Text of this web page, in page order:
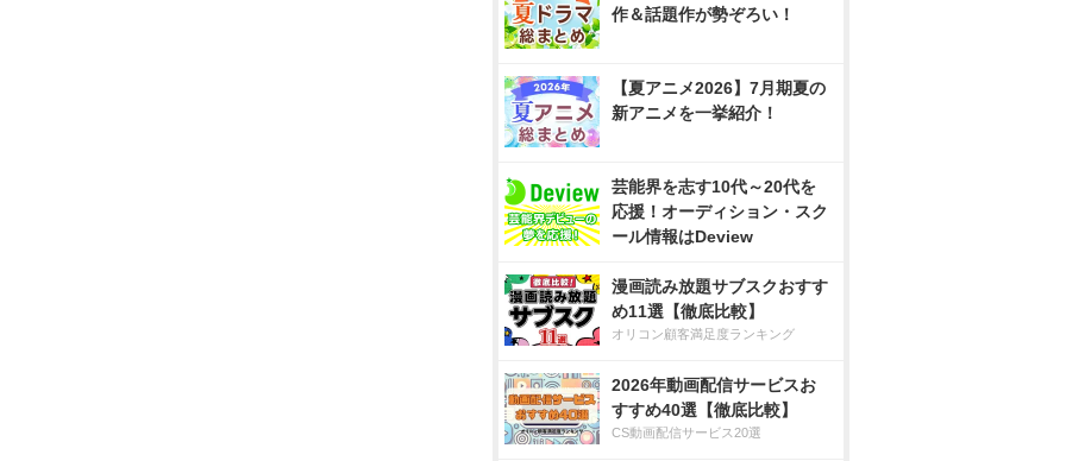
作＆話題作が勢ぞろい！
【夏アニメ2026】7月期夏の
新アニメを一挙紹介！
芸能界を志す10代～20代を
応援！オーディション・スク
ール情報はDeview
漫画読み放題サブスクおすす
め11選【徹底比較】
オリコン顧客満足度ランキング
2026年動画配信サービスお
すすめ40選【徹底比較】
CS動画配信サービス20選